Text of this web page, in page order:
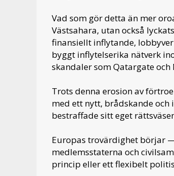
Vad som gör detta än mer
Västsahara, utan också
finansiellt inflytande,
byggt inflytelserika nätverk
skandaler som Qatargate och
Trots denna erosion av
med ett nytt, brådskande
bestraffade sitt eget
Europas trovärdighet börjar
medlemsstaterna och
princip eller ett flexibelt